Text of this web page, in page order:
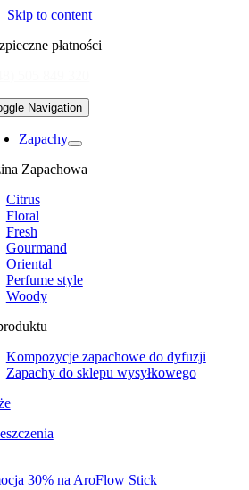
Skip to content
płatności
Navigation
Zapachy
Zapachowa
Citrus
Floral
Fresh
Gourmand
Oriental
Perfume style
Woody
Kompozycje zapachowe do dyfuzji
Zapachy do sklepu wysyłkowego
30% na AroFlow Stick